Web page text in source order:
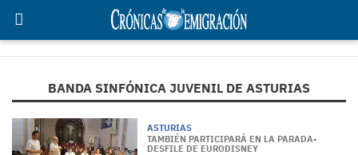
BANDA SINFÓNICA JUVENIL DE ASTURIAS
ASTURIAS
TAMBIÉN PARTICIPARÁ EN LA PARADA-
DESFILE DE EURODISNEY